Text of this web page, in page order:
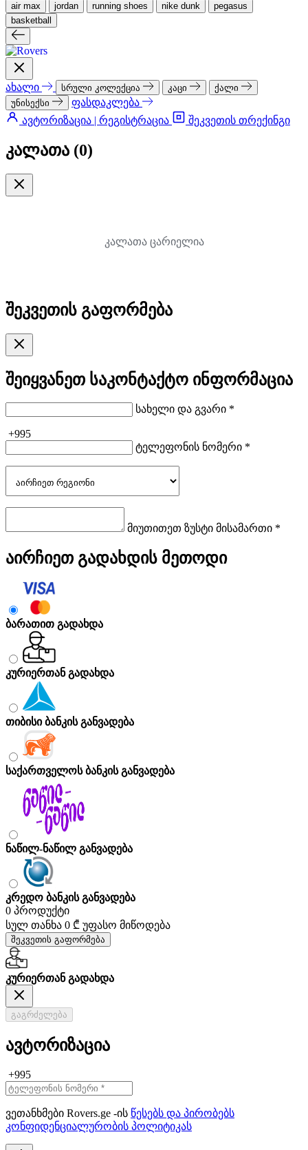
air max jordan running shoes nike dunk
pegasus
basketball
ახალი სრული კოლექცია კაცი
ქალი
უნისექსი
ფასდაკლება
ავტორიზაცია | რეგისტრაცია
შეკვეთის თრექინგი
კალათა (0)
კალათა ცარიელია
შეკვეთის გაფორმება
შეიყვანეთ საკონტაქტო ინფორმაცია
სახელი და გვარი *
+995
ტელეფონის ნომერი *
მიუთითეთ ზუსტი მისამართი *
აირჩიეთ გადახდის მეთოდი
ბარათით გადახდა
კურიერთან გადახდა
თიბისი ბანკის განვადება
საქართველოს ბანკის განვადება
ნაწილ-ნაწილ განვადება
კრედო ბანკის განვადება
0 პროდუქტი
სულ თანხა 0 ₾ უფასო მიწოდება
შეკვეთის გაფორმება
კურიერთან გადახდა
გაგრძელება
ავტორიზაცია
+995
ვეთანხმები Rovers.ge -ის წესებს და პირობებს
კონფიდენციალურობის პოლიტიკას